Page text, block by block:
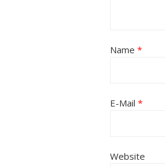
Name *
E-Mail *
Website